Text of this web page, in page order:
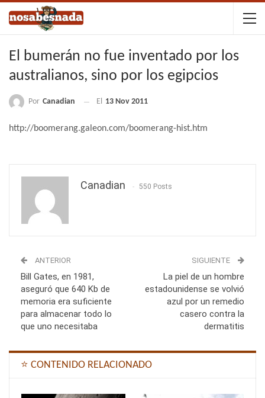
El bumerán no fue inventado por los
australianos, sino por los egipcios
Por Canadian El 13 Nov 2011
http://boomerang.galeon.com/boomerang-hist.htm
Canadian 550 Posts
ANTERIOR
Bill Gates, en 1981,
aseguró que 640 Kb de
memoria era suficiente
para almacenar todo lo
que uno necesitaba
SIGUIENTE
La piel de un hombre
estadounidense se volvió
azul por un remedio
casero contra la
dermatitis
⭐ CONTENIDO RELACIONADO